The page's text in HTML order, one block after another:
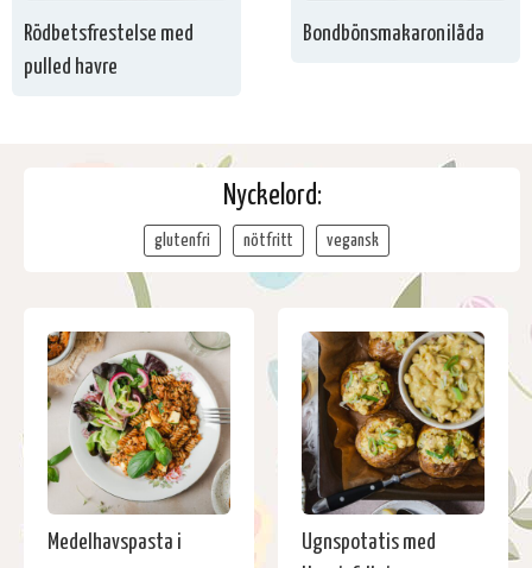
Rödbetsfrestelse med
pulled havre
Bondbönsmakaronilåda
Nyckelord:
glutenfri nötfritt vegansk
Medelhavspasta i
Ugnspotatis med